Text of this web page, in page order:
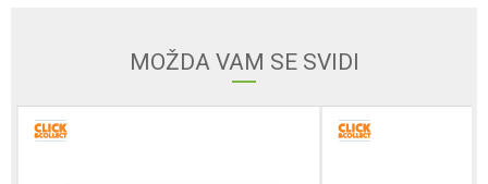
Poruka
MOŽDA VAM SE SVIDI